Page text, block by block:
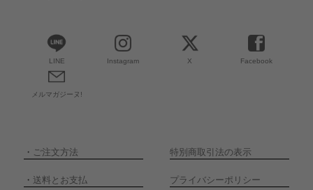
LINE Instagram X Facebook
メルマガジーヌ!
・ ご注文方法 特別商取引法の表示
・ 送料とお支払 プライバシーポリシー